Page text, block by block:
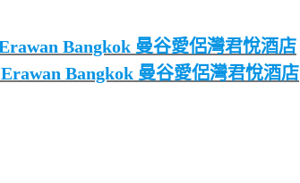
Bangkok 曼谷愛侶灣君悅酒店
Bangkok 曼谷愛侶灣君悅酒店